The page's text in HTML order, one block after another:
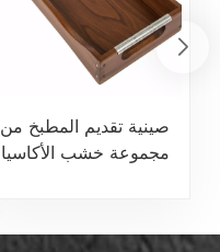
صينية تقديم المطبخ من
مجموعة خشب الأكاسيا